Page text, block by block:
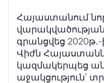
Հայաստանում
գրանցվեց 2020թ․-
Վիժն
կազմակերպեց
աջակցություն՝